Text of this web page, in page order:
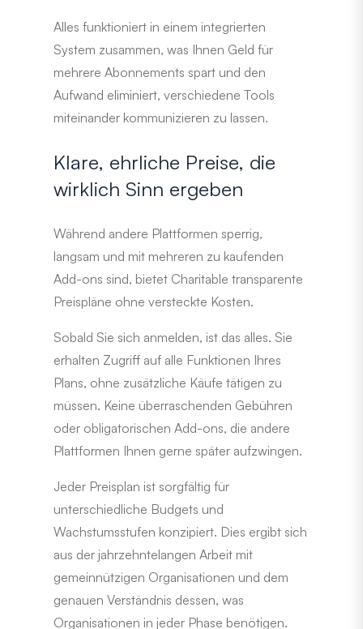
Alles funktioniert in einem integrierten
System zusammen, was Ihnen Geld für
mehrere Abonnements spart und den
Aufwand eliminiert, verschiedene Tools
miteinander kommunizieren zu lassen.
Klare, ehrliche Preise, die
wirklich Sinn ergeben
Während andere Plattformen sperrig,
langsam und mit mehreren zu kaufenden
Add-ons sind, bietet Charitable transparente
Preispläne ohne versteckte Kosten.
Sobald Sie sich anmelden, ist das alles. Sie
erhalten Zugriff auf alle Funktionen Ihres
Plans, ohne zusätzliche Käufe tätigen zu
müssen. Keine überraschenden Gebühren
oder obligatorischen Add-ons, die andere
Plattformen Ihnen gerne später aufzwingen.
Jeder Preisplan ist sorgfältig für
unterschiedliche Budgets und
Wachstumsstufen konzipiert. Dies ergibt sich
aus der jahrzehntelangen Arbeit mit
gemeinnützigen Organisationen und dem
genauen Verständnis dessen, was
Organisationen in jeder Phase benötigen.